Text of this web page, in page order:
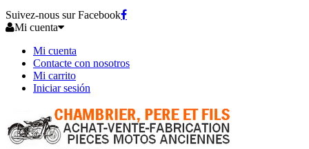
Suivez-nous sur Facebook
Mi cuenta
Mi cuenta
Contacte con nosotros
Mi carrito
Iniciar sesión